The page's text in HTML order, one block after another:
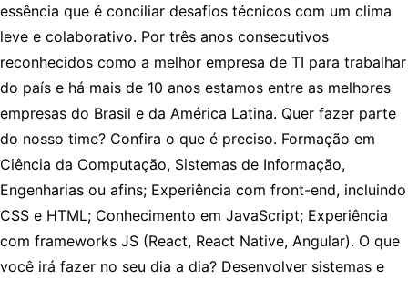
essência que é conciliar desafios técnicos com um clima
leve e colaborativo. Por três anos consecutivos
reconhecidos como a melhor empresa de TI para trabalhar
do país e há mais de 10 anos estamos entre as melhores
empresas do Brasil e da América Latina. Quer fazer parte
do nosso time? Confira o que é preciso. Formação em
Ciência da Computação, Sistemas de Informação,
Engenharias ou afins; Experiência com front-end, incluindo
CSS e HTML; Conhecimento em JavaScript; Experiência
com frameworks JS (React, React Native, Angular). O que
você irá fazer no seu dia a dia? Desenvolver sistemas e